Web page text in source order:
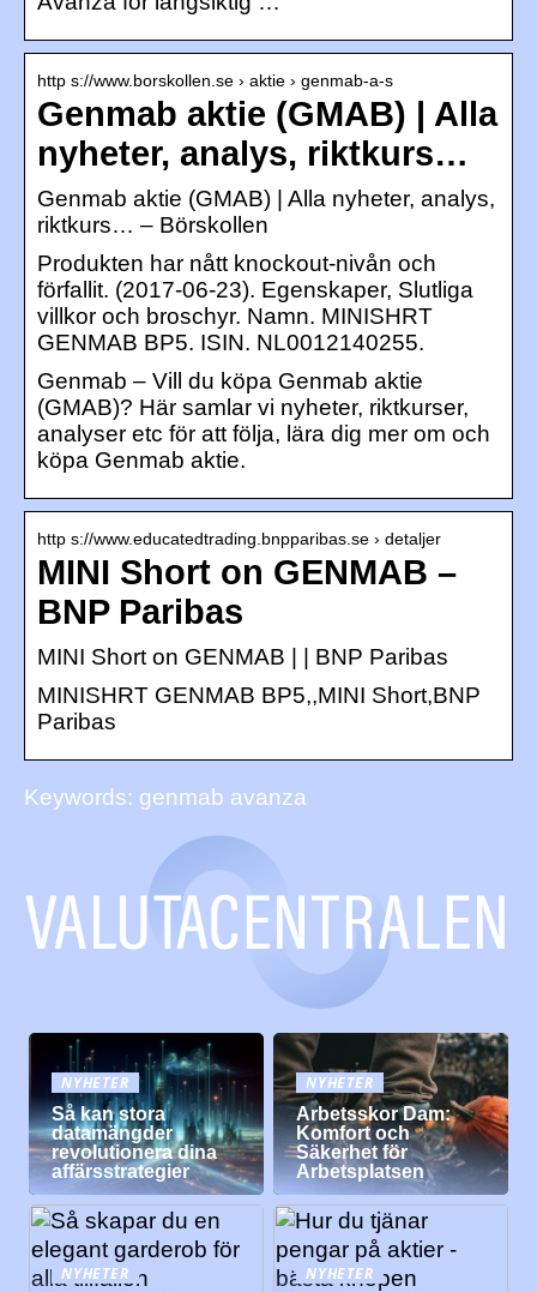
http s://www.borskollen.se › aktie › genmab-a-s
Genmab aktie (GMAB) | Alla
nyheter, analys, riktkurs…
Genmab aktie (GMAB) | Alla nyheter, analys,
riktkurs… – Börskollen
Produkten har nått knockout-nivån och
förfallit. (2017-06-23). Egenskaper, Slutliga
villkor och broschyr. Namn. MINISHRT
GENMAB BP5. ISIN. NL0012140255.
Genmab – Vill du köpa Genmab aktie
(GMAB)? Här samlar vi nyheter, riktkurser,
analyser etc för att följa, lära dig mer om och
köpa Genmab aktie.
http s://www.educatedtrading.bnpparibas.se › detaljer
MINI Short on GENMAB –
BNP Paribas
MINI Short on GENMAB | | BNP Paribas
MINISHRT GENMAB BP5,,MINI Short,BNP
Paribas
Keywords: genmab avanza
NYHETER
Så kan stora
datamängder
revolutionera dina
affärsstrategier
NYHETER
Arbetsskor Dam:
Komfort och
Säkerhet för
Arbetsplatsen
NYHETER NYHETER